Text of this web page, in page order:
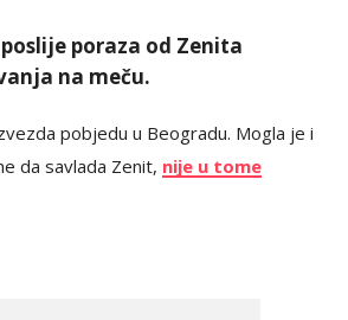
poraza od Zenita
na meču.
pobjedu u Beogradu. Mogla je i
da savlada Zenit, nije u tome